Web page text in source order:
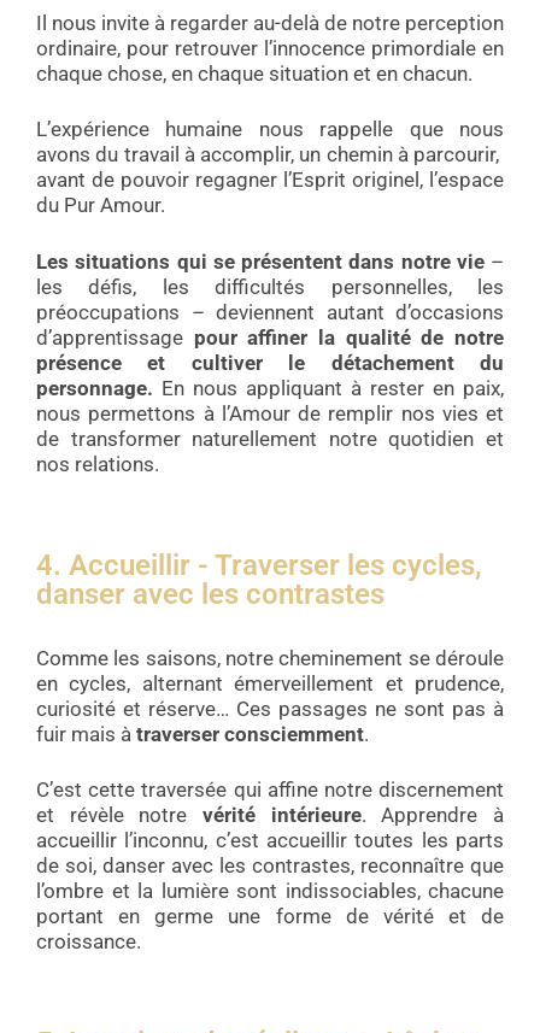
Il nous invite à regarder au-delà de notre perception
ordinaire, pour retrouver l’innocence primordiale en
chaque chose, en chaque situation et en chacun.
L’expérience humaine nous rappelle que nous
avons du travail à accomplir, un chemin à parcourir,
avant de pouvoir regagner l’Esprit originel, l’espace
du Pur Amour.
Les situations qui se présentent dans notre vie–
les défis, les difficultés personnelles, les
préoccupations – deviennent autant d’occasions
d’apprentissage pour affiner la qualité de notre
présence et cultiver le détachement du
personnage. En nous appliquant à rester en paix,
nous permettons à l’Amour de remplir nos vies et
de transformer naturellement notre quotidien et
nos relations.
4. Accueillir - Traverser les cycles,
danser avec les contrastes
Comme les saisons, notre cheminement se déroule
en cycles, alternant émerveillement et prudence,
curiosité et réserve… Ces passages ne sont pas à
fuir mais à traverser consciemment.
C’est cette traversée qui affine notre discernement
et révèle notre vérité intérieure. Apprendre à
accueillir l’inconnu, c’est accueillir toutes les parts
de soi, danser avec les contrastes, reconnaître que
l’ombre et la lumière sont indissociables, chacune
portant en germe une forme de vérité et de
croissance.